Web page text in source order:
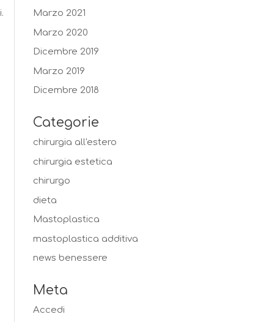
Marzo 2021
Marzo 2020
Dicembre 2019
Marzo 2019
Dicembre 2018
Categorie
chirurgia all'estero
chirurgia estetica
chirurgo
dieta
Mastoplastica
mastoplastica additiva
news benessere
Meta
Accedi